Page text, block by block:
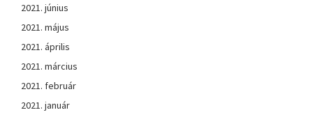
2021. június
2021. május
2021. április
2021. március
2021. február
2021. január